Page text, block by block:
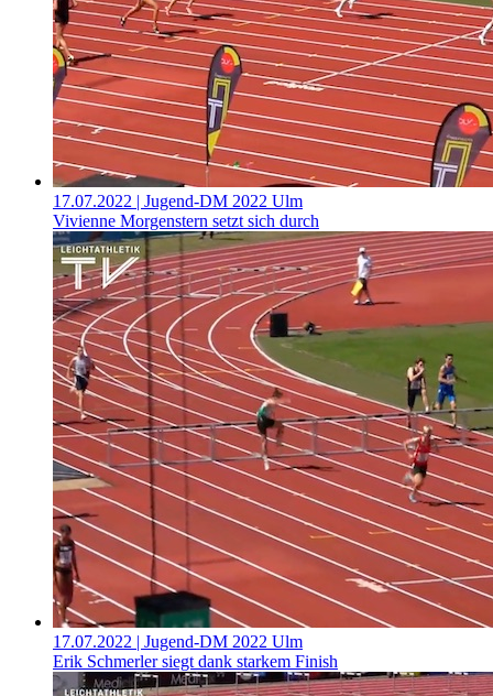
17.07.2022 | Jugend-DM 2022 Ulm
Vivienne Morgenstern setzt sich durch
17.07.2022 | Jugend-DM 2022 Ulm
Erik Schmerler siegt dank starkem Finish